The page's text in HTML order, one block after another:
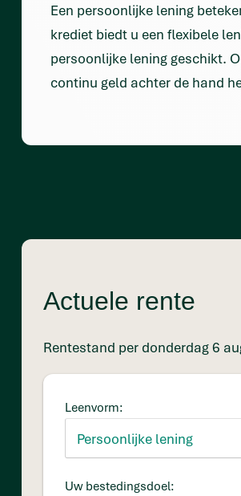
Een persoonlijke lening
krediet biedt u een flexibele
persoonlijke lening geschikt.
continu geld achter de hand
Actuele rente
Rentestand per donderdag 6
Leenvorm:
Uw bestedingsdoel: